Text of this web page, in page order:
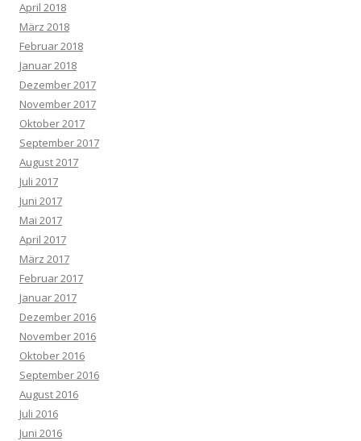
April 2018
März 2018
Februar 2018
Januar 2018
Dezember 2017
November 2017
Oktober 2017
September 2017
August 2017
Juli 2017
Juni 2017
Mai 2017
April 2017
März 2017
Februar 2017
Januar 2017
Dezember 2016
November 2016
Oktober 2016
September 2016
August 2016
Juli 2016
Juni 2016